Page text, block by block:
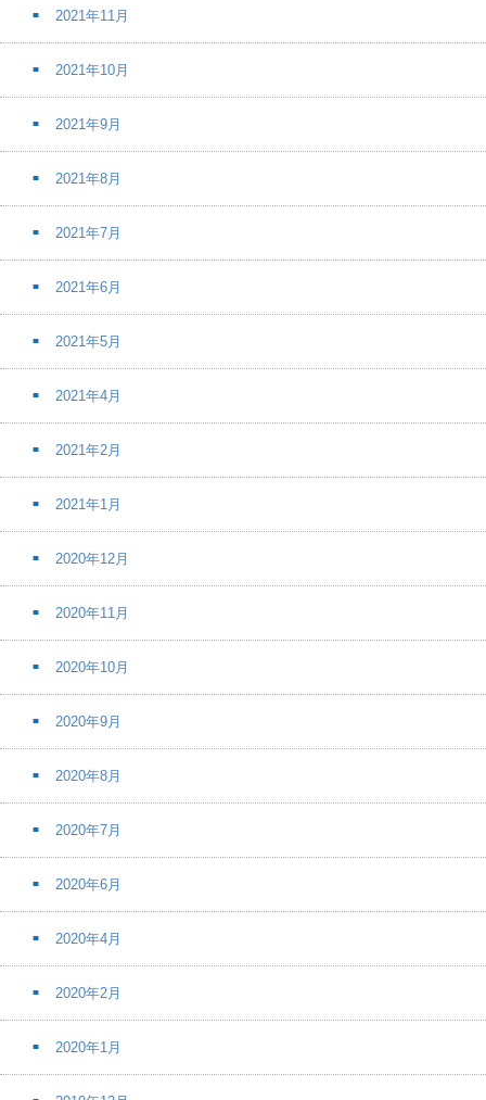
2021年11月
2021年10月
2021年9月
2021年8月
2021年7月
2021年6月
2021年5月
2021年4月
2021年2月
2021年1月
2020年12月
2020年11月
2020年10月
2020年9月
2020年8月
2020年7月
2020年6月
2020年4月
2020年2月
2020年1月